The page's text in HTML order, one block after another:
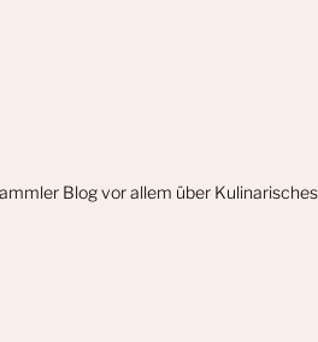
Blog vor allem über